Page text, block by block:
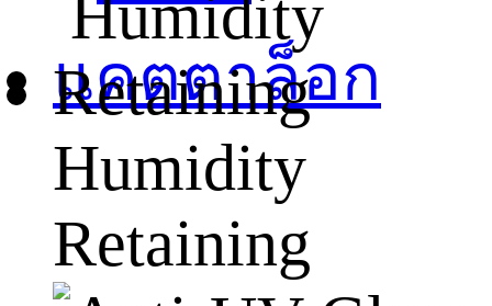
แคตตาล็อก
Humidity
Retaining